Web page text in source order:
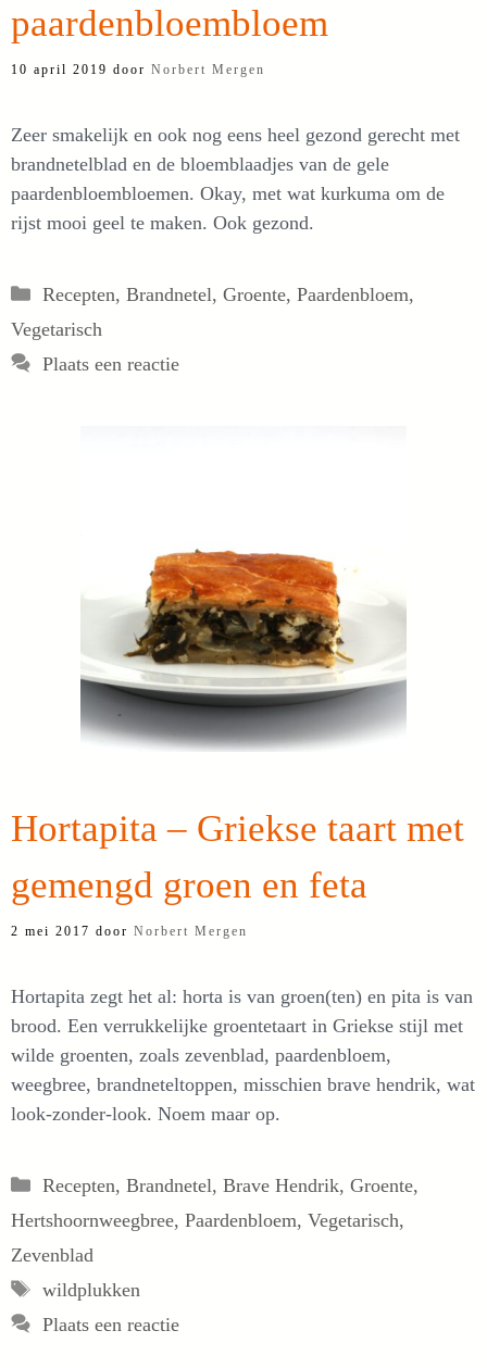
paardenbloembloem
10 april 2019 door Norbert Mergen
Zeer smakelijk en ook nog eens heel gezond gerecht met
brandnetelblad en de bloemblaadjes van de gele
paardenbloembloemen. Okay, met wat kurkuma om de
rijst mooi geel te maken. Ook gezond.
Categorieën
Recepten, Brandnetel, Groente, Paardenbloem,
Vegetarisch
Plaats een reactie
Hortapita – Griekse taart met
gemengd groen en feta
2 mei 2017 door Norbert Mergen
Hortapita zegt het al: horta is van groen(ten) en pita is van
brood. Een verrukkelijke groentetaart in Griekse stijl met
wilde groenten, zoals zevenblad, paardenbloem,
weegbree, brandneteltoppen, misschien brave hendrik, wat
look-zonder-look. Noem maar op.
Categorieën
Recepten, Brandnetel, Brave Hendrik, Groente,
Hertshoornweegbree, Paardenbloem, Vegetarisch,
Zevenblad
Tags
wildplukken
Plaats een reactie